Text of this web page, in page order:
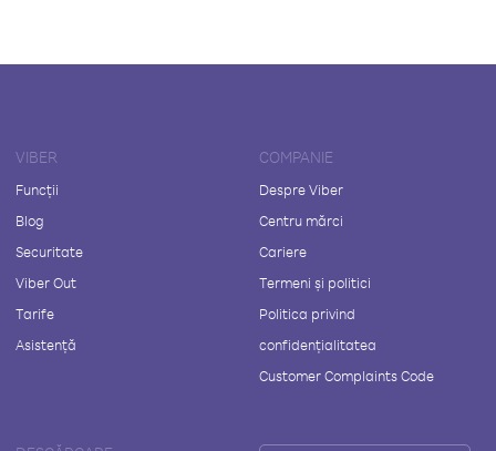
VIBER
Funcții
Blog
Securitate
Viber Out
Tarife
Asistență
COMPANIE
Despre Viber
Centru mărci
Cariere
Termeni și politici
Politica privind
confidențialitatea
Customer Complaints Code